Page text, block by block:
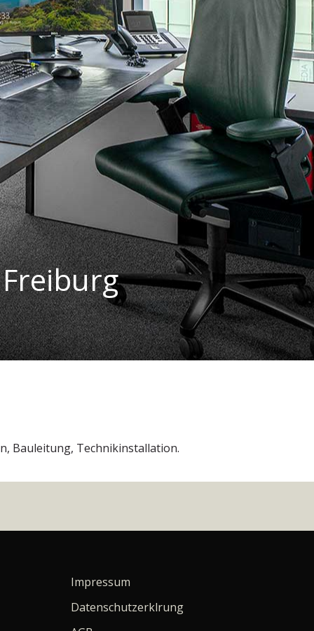
Bauleitung, Technikinstallation.
Impressum
Datenschutzerklrung